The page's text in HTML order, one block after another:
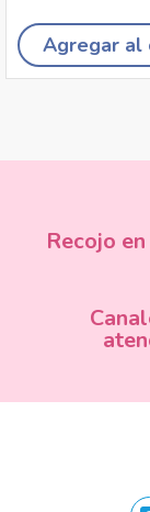
Agregar al
Recojo